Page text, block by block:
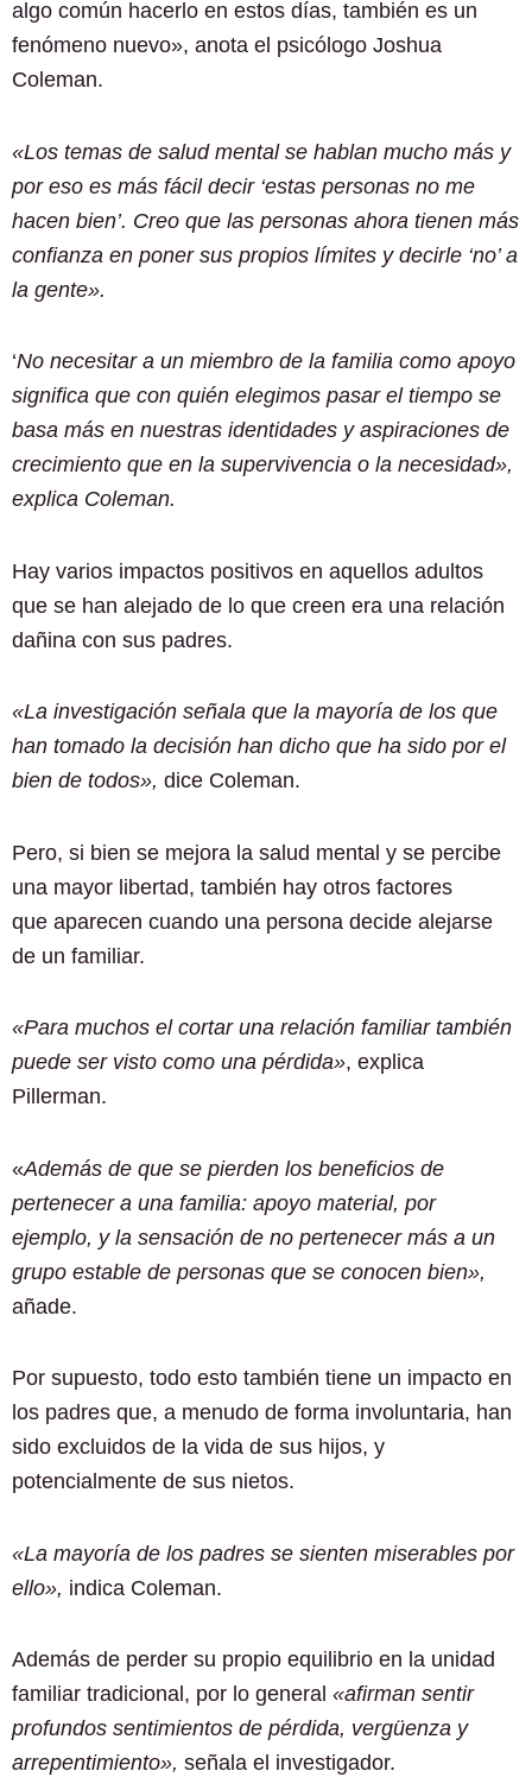
algo común hacerlo en estos días, también es un
fenómeno nuevo», anota el psicólogo Joshua
Coleman.
«Los temas de salud mental se hablan mucho más y
por eso es más fácil decir ‘estas personas no me
hacen bien’. Creo que las personas ahora tienen más
confianza en poner sus propios límites y decirle ‘no’ a
la gente».
‘No necesitar a un miembro de la familia como apoyo
significa que con quién elegimos pasar el tiempo se
basa más en nuestras identidades y aspiraciones de
crecimiento que en la supervivencia o la necesidad»,
explica Coleman.
Hay varios impactos positivos en aquellos adultos
que se han alejado de lo que creen era una relación
dañina con sus padres.
«La investigación señala que la mayoría de los que
han tomado la decisión han dicho que ha sido por el
bien de todos», dice Coleman.
Pero, si bien se mejora la salud mental y se percibe
una mayor libertad, también hay otros factores
que aparecen cuando una persona decide alejarse
de un familiar.
«Para muchos el cortar una relación familiar también
puede ser visto como una pérdida», explica
Pillerman.
«Además de que se pierden los beneficios de
pertenecer a una familia: apoyo material, por
ejemplo, y la sensación de no pertenecer más a un
grupo estable de personas que se conocen bien»,
añade.
Por supuesto, todo esto también tiene un impacto en
los padres que, a menudo de forma involuntaria, han
sido excluidos de la vida de sus hijos, y
potencialmente de sus nietos.
«La mayoría de los padres se sienten miserables por
ello», indica Coleman.
Además de perder su propio equilibrio en la unidad
familiar tradicional, por lo general «afirman sentir
profundos sentimientos de pérdida, vergüenza y
arrepentimiento», señala el investigador.